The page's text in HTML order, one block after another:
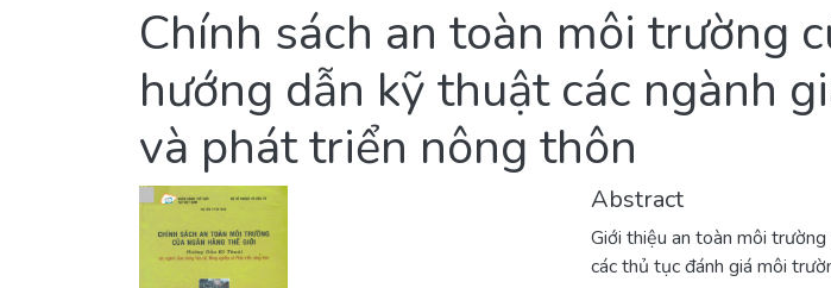
Chính sách an toàn môi trường
hướng dẫn kỹ thuật các ngành
và phát triển nông thôn
Abstract
Giới thiệu an toàn môi trường
các thủ tục đánh giá môi